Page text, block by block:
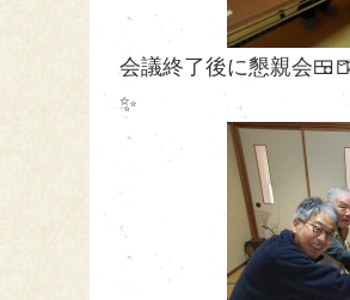
会議終了後に懇親会
✨